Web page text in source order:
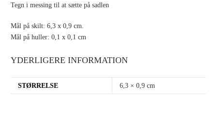
Tegn i messing til at sætte på sadlen
Mål på skilt: 6,3 x 0,9 cm.
Mål på huller: 0,1 x 0,1 cm
YDERLIGERE INFORMATION
STØRRELSE 6,3 × 0,9 cm